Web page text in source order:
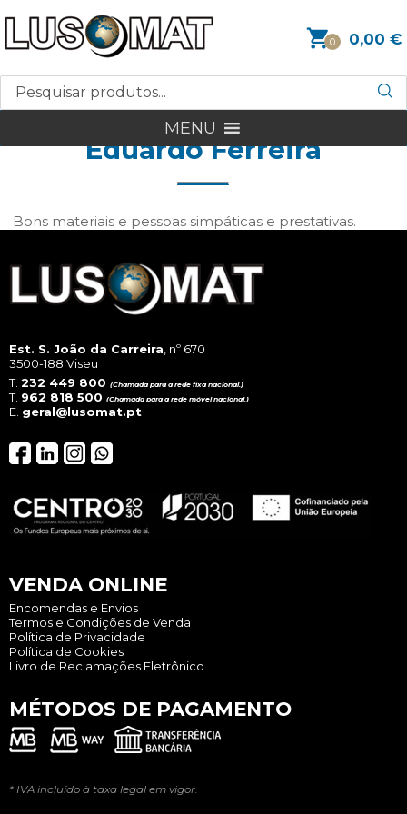
0 0,00 €
MENU
Eduardo Ferreira
Bons materiais e pessoas simpáticas e prestativas.
Est. S. João da Carreira , nº 670
3500-188 Viseu
T. 232 449 800 (Chamada para a rede fixa nacional.)
T. 962 818 500 (Chamada para a rede móvel nacional.)
E. geral@lusomat.pt
VENDA ONLINE
Encomendas e Envios
Termos e Condições de Venda
Política de Privacidade
Política de Cookies
Livro de Reclamações Eletrônico
MÉTODOS DE PAGAMENTO
* IVA incluído à taxa legal em vigor.